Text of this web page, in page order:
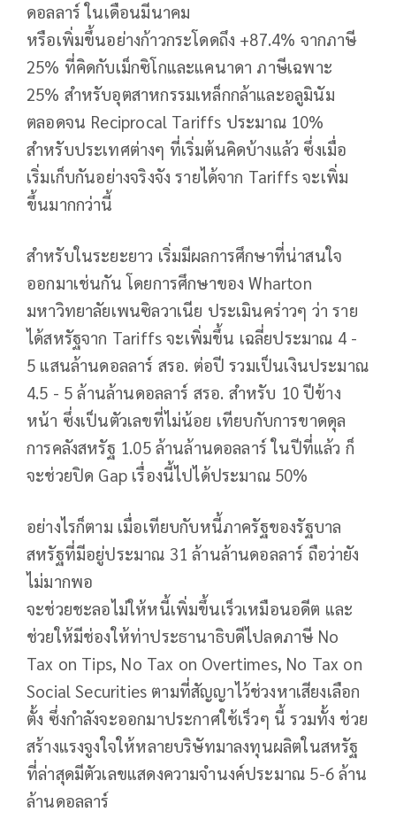
ดอลลาร์ ในเดือนมีนาคม
หรือเพิ่มขึ้นอย่างก้าวกระโดดถึง +87.4% จากภาษี
25% ที่คิดกับเม็กซิโกและแคนาดา ภาษีเฉพาะ
25% สำหรับอุตสาหกรรมเหล็กกล้าและอลูมินัม
ตลอดจน Reciprocal Tariffs ประมาณ 10%
สำหรับประเทศต่างๆ ที่เริ่มต้นคิดบ้างแล้ว ซึ่งเมื่อ
เริ่มเก็บกันอย่างจริงจัง รายได้จาก Tariffs จะเพิ่ม
ขึ้นมากกว่านี้
สำหรับในระยะยาว เริ่มมีผลการศึกษาที่น่าสนใจ
ออกมาเช่นกัน โดยการศึกษาของ Wharton
มหาวิทยาลัยเพนซิลวาเนีย ประเมินคร่าวๆ ว่า ราย
ได้สหรัฐจาก Tariffs จะเพิ่มขึ้น เฉลี่ยประมาณ 4 -
5 แสนล้านดอลลาร์ สรอ. ต่อปี รวมเป็นเงินประมาณ
4.5 - 5 ล้านล้านดอลลาร์ สรอ. สำหรับ 10 ปีข้าง
หน้า ซึ่งเป็นตัวเลขที่ไม่น้อย เทียบกับการขาดดุล
การคลังสหรัฐ 1.05 ล้านล้านดอลลาร์ ในปีที่แล้ว ก็
จะช่วยปิด Gap เรื่องนี้ไปได้ประมาณ 50%
อย่างไรก็ตาม เมื่อเทียบกับหนี้ภาครัฐของรัฐบาล
สหรัฐที่มีอยู่ประมาณ 31 ล้านล้านดอลลาร์ ถือว่ายัง
ไม่มากพอ
จะช่วยชะลอไม่ให้หนี้เพิ่มขึ้นเร็วเหมือนอดีต และ
ช่วยให้มีช่องให้ท่าประธานาธิบดีไปลดภาษี No
Tax on Tips, No Tax on Overtimes, No Tax on
Social Securities ตามที่สัญญาไว้ช่วงหาเสียงเลือก
ตั้ง ซึ่งกำลังจะออกมาประกาศใช้เร็วๆ นี้ รวมทั้ง ช่วย
สร้างแรงจูงใจให้หลายบริษัทมาลงทุนผลิตในสหรัฐ
ที่ล่าสุดมีตัวเลขแสดงความจำนงค์ประมาณ 5-6 ล้าน
ล้านดอลลาร์